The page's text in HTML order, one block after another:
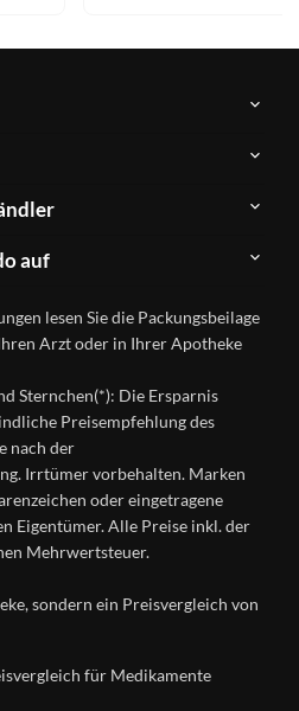
auf
lesen Sie die Packungsbeilage
Arzt oder in Ihrer Apotheke
Sternchen(*): Die Ersparnis
Preisempfehlung des
nach der
Irrtümer vorbehalten. Marken
oder eingetragene
Eigentümer. Alle Preise inkl. der
Mehrwertsteuer.
sondern ein Preisvergleich von
für Medikamente